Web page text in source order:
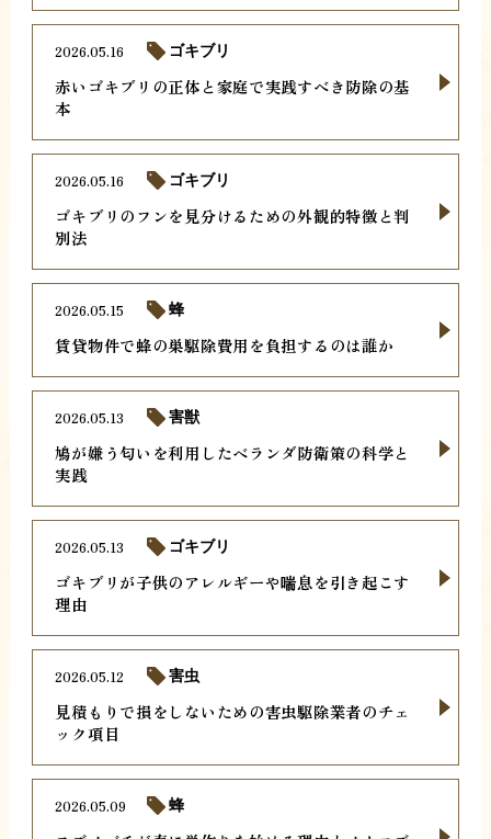
赤いゴキブリの正体と家庭で実践すべき防除の基
本
2026.05.16 ゴキブリ
ゴキブリのフンを見分けるための外観的特徴と判
別法
2026.05.16 ゴキブリ
賃貸物件で蜂の巣駆除費用を負担するのは誰か
2026.05.15 蜂
鳩が嫌う匂いを利用したベランダ防衛策の科学と
実践
2026.05.13 害獣
ゴキブリが子供のアレルギーや喘息を引き起こす
理由
2026.05.13 ゴキブリ
見積もりで損をしないための害虫駆除業者のチェ
ック項目
2026.05.12 害虫
2026.05.09 蜂